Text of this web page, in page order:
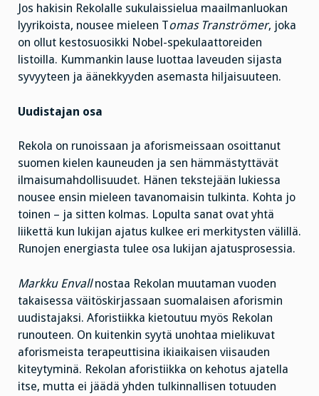
Jos hakisin Rekolalle sukulaissielua maailmanluokan
lyyrikoista, nousee mieleen Tomas Tranströmer, joka
on ollut kestosuosikki Nobel-spekulaattoreiden
listoilla. Kummankin lause luottaa laveuden sijasta
syvyyteen ja äänekkyyden asemasta hiljaisuuteen.
Uudistajan osa
Rekola on runoissaan ja aforismeissaan osoittanut
suomen kielen kauneuden ja sen hämmästyttävät
ilmaisumahdollisuudet. Hänen tekstejään lukiessa
nousee ensin mieleen tavanomaisin tulkinta. Kohta jo
toinen – ja sitten kolmas. Lopulta sanat ovat yhtä
liikettä kun lukijan ajatus kulkee eri merkitysten välillä.
Runojen energiasta tulee osa lukijan ajatusprosessia.
Markku Envallnostaa Rekolan muutaman vuoden
takaisessa väitöskirjassaan suomalaisen aforismin
uudistajaksi. Aforistiikka kietoutuu myös Rekolan
runouteen. On kuitenkin syytä unohtaa mielikuvat
aforismeista terapeuttisina ikiaikaisen viisauden
kiteytyminä. Rekolan aforistiikka on kehotus ajatella
itse, mutta ei jäädä yhden tulkinnallisen totuuden